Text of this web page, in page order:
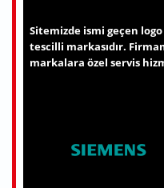
Sitemizde ismi geçen
tescilli markasıdır.
markalara özel servis